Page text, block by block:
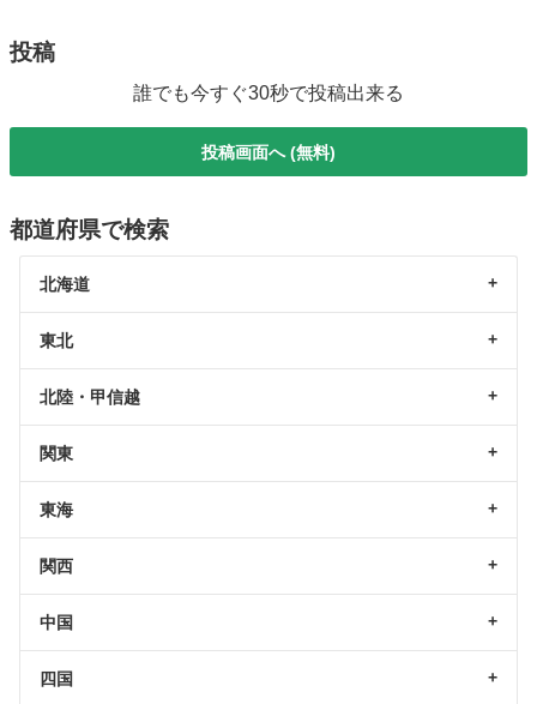
投稿
誰でも今すぐ30秒で投稿出来る
投稿画面へ (無料)
都道府県で検索
北海道
東北
北陸・甲信越
関東
東海
関西
中国
四国